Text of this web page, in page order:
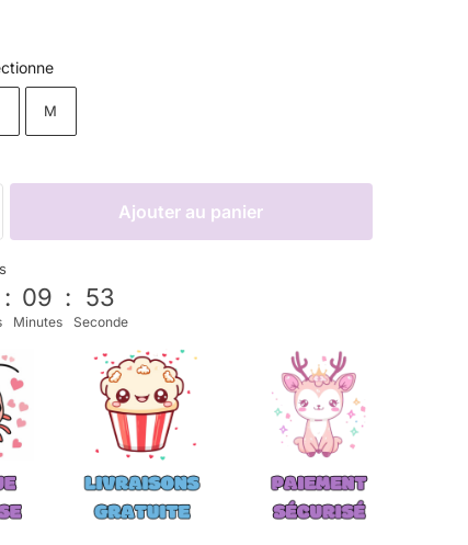
M
Ajouter au panier
: 09
Minutes
: 52
Seconde